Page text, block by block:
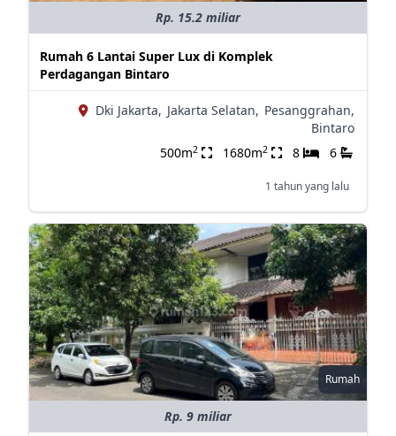
Rp. 15.2 miliar
Rumah 6 Lantai Super Lux di Komplek
Perdagangan Bintaro
Dki Jakarta, Jakarta Selatan, Pesanggrahan,
Bintaro
500m2 1680m2 8 6
1 tahun yang lalu
Rumah
Rp. 9 miliar